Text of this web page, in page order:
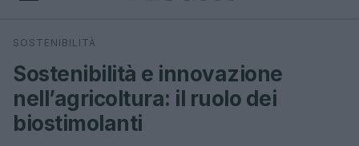
Cerca
SOSTENIBILITÀ
Sostenibilità e innovazione
nell’agricoltura: il ruolo dei
biostimolanti